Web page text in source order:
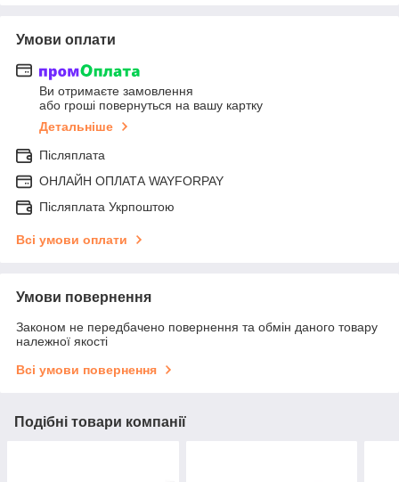
Умови оплати
Ви отримаєте замовлення
або гроші повернуться на вашу картку
Детальніше
Післяплата
ОНЛАЙН ОПЛАТА WAYFORPAY
Післяплата Укрпоштою
Всі умови оплати
Умови повернення
Законом не передбачено повернення та обмін даного товару
належної якості
Всі умови повернення
Подібні товари компанії